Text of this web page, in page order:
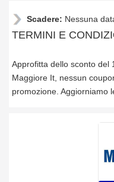
Scadere: Nessuna
TERMINI E
Approfitta dello sconto del
Maggiore It, nessun
promozione. Aggiorniamo